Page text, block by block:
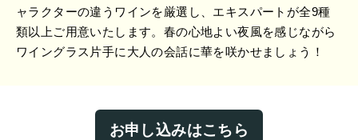
ャラクターの違うワインを厳選し、エキスパートが全9種
類以上ご用意いたします。春の心地よい夜風を感じながら
ワイングラス片手に大人の会話に華を咲かせましょう！
お申し込みはこちら